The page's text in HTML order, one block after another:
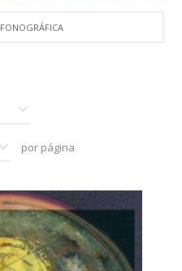
FONOGRÁFICA
por página